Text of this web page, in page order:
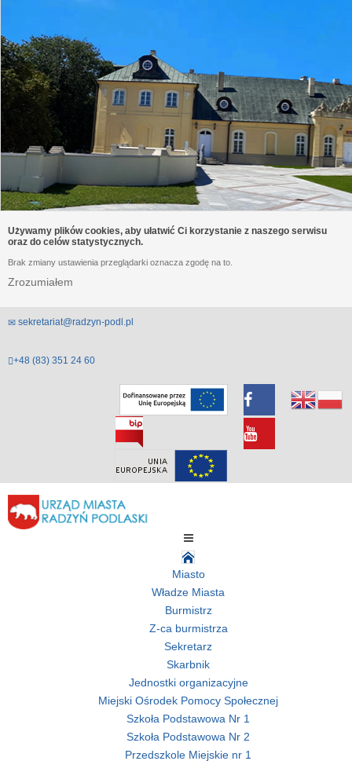
Używamy plików cookies, aby ułatwić Ci korzystanie z naszego serwisu
oraz do celów statystycznych.
Brak zmiany ustawienia przeglądarki oznacza zgodę na to.
Zrozumiałem
sekretariat@radzyn-podl.pl
+48 (83) 351 24 60
Miasto
Władze Miasta
Burmistrz
Z-ca burmistrza
Sekretarz
Skarbnik
Jednostki organizacyjne
Miejski Ośrodek Pomocy Społecznej
Szkoła Podstawowa Nr 1
Szkoła Podstawowa Nr 2
Przedszkole Miejskie nr 1